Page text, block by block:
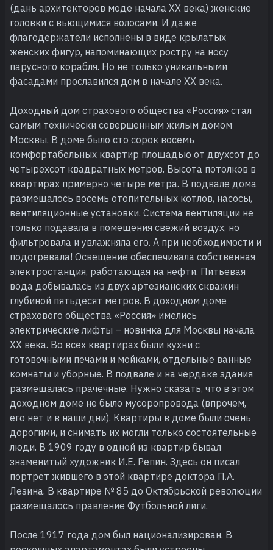
(дань архитекторов моде начала ХХ века) женские
головки с вьющимися волосами. И даже
флагодержатели исполнены в виде крылатых
женских фигур, напоминающих ростру на носу
парусного корабля. Но не только уникальными
фасадами прославился дом в начале ХХ века.
Доходный дом страхового общества «Россия» стал
самым технически совершенным жилым домом
Москвы. В доме было сто сорок восемь
комфортабельных квартир площадью от двухсот до
четырехсот квадратных метров. Высота потолков в
квартирах примерно четыре метра. В подвале дома
размещалось восемь отопительных котлов, насосы,
вентиляционные установки. Система вентиляции не
только подавала в помещения свежий воздух, но
фильтровала и увлажняла его. А при необходимости и
подогревала! Освещение обеспечивала собственная
электростанция, работающая на нефти. Питьевая
вода добывалась из двух артезианских скважин
глубиной пятьдесят метров. В доходном доме
страхового общества «Россия» имелись
электрические лифты – новинка для Москвы начала
XX века. Во всех квартирах были кухни с
готовочными печами и мойками, отдельные ванные
комнаты и уборные. В подвале и на чердаке здания
размещалась прачечные. Нужно сказать, что в этом
доходном доме не было мусоропровода (впрочем,
его нет и в наши дни). Квартиры в доме были очень
дорогими, и снимать их могли только состоятельные
люди. В 1909 году в одной из квартир бывал
знаменитый художник И.Е. Репин. Здесь он писал
портрет жившего в этой квартире доктора П.А.
Лезина. В квартире № 85 до Октябрьской революции
размещалось правление Футбольной лиги.
После 1917 года дом был национализирован. В